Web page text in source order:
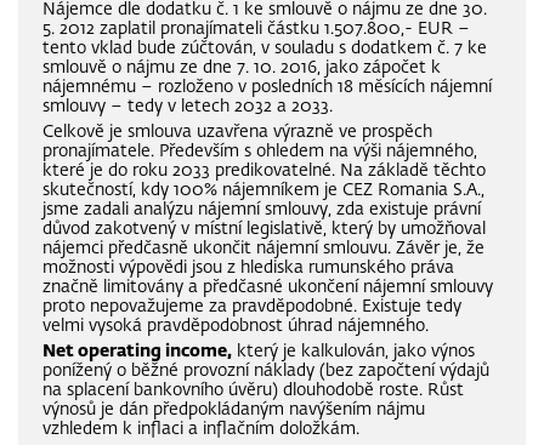
Nájemce dle dodatku č. 1 ke smlouvě o nájmu ze dne 30.
5. 2012 zaplatil pronajímateli částku 1.507.800,- EUR –
tento vklad bude zúčtován, v souladu s dodatkem č. 7 ke
smlouvě o nájmu ze dne 7. 10. 2016, jako zápočet k
nájemnému – rozloženo v posledních 18 měsících nájemní
smlouvy – tedy v letech 2032 a 2033.
Celkově je smlouva uzavřena výrazně ve prospěch
pronajímatele. Především s ohledem na výši nájemného,
které je do roku 2033 predikovatelné. Na základě těchto
skutečností, kdy 100% nájemníkem je CEZ Romania S.A.,
jsme zadali analýzu nájemní smlouvy, zda existuje právní
důvod zakotvený v místní legislativě, který by umožňoval
nájemci předčasně ukončit nájemní smlouvu. Závěr je, že
možnosti výpovědi jsou z hlediska rumunského práva
značně limitovány a předčasné ukončení nájemní smlouvy
proto nepovažujeme za pravděpodobné. Existuje tedy
velmi vysoká pravděpodobnost úhrad nájemného.
Net operating income, který je kalkulován, jako výnos
ponížený o běžné provozní náklady (bez započtení výdajů
na splacení bankovního úvěru) dlouhodobě roste. Růst
výnosů je dán předpokládaným navýšením nájmu
vzhledem k inflaci a inflačním doložkám.